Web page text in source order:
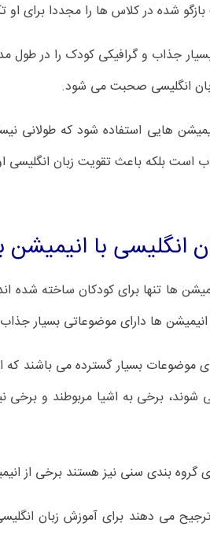
شده در کلاس ها را مجددا برای او
جذاب و گرافیکی کودک را در
انگلیسی صحبت می شود.
است بلکه باعث تقویت زبان انگلیسی
انگلیسی با انیمیشن
ها تنها برای کودکان ساخته شده
ها دارای موضوعاتی بسیار
موضوعات بسیار گسترده می باشند
شوند، برخی به اشیا مربوطند و
نیز هستند برخی از انیمیشن ها برای کودکان 2 سال و
ترجیح می دهند برای آموزش زبان